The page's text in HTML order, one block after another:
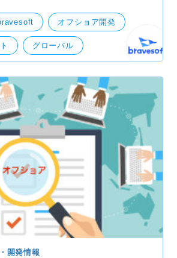
り組む日本企業の活動を特集」に
オフショア開発
グローバル
開発情報